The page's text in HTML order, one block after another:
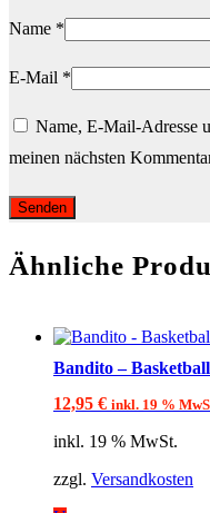
Name *
E-Mail *
Name, E-Mail-Adresse
meinen nächsten
Ähnliche
Bandito –
12,95 € inkl. 19 %
inkl. 19 % MwSt.
zzgl. Versandkosten